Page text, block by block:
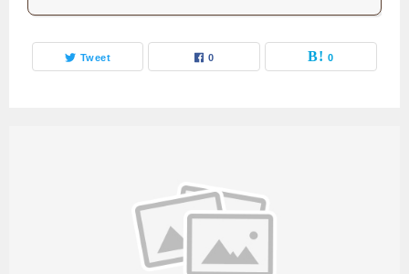
Tweet 0 0